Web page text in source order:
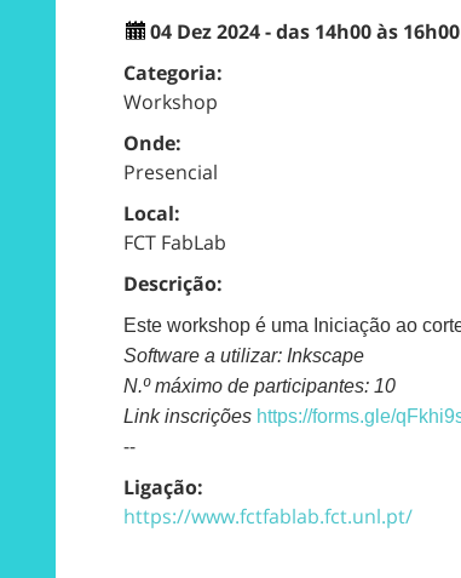
04 Dez 2024 - das 14h00 às 16h00
Categoria:
Workshop
Onde:
Presencial
Local:
FCT FabLab
Descrição:
Este workshop é uma Iniciação ao
Software a utilizar: Inkscape
N.º máximo de participantes: 10
Link inscrições https://forms.gle/
--
Ligação:
https://www.fctfablab.fct.unl.pt/